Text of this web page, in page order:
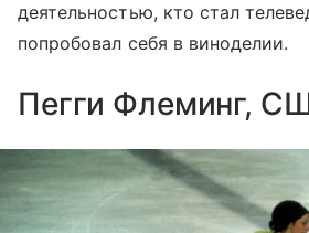
деятельностью, кто стал
попробовал себя в виноделии.
Пегги Флеминг,